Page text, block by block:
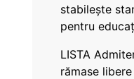
stabilește
pentru
LISTA
rămase